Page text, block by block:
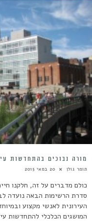
מורה נבוכים בהתחדשות
תומר גולן 20 במאי 2015
כולם מדברים על זה, חלקנו
סדרת הרשימות הבאה נועדה
העירונית לאנשי מקצוע
המושגים הכלכלי להתחדשות